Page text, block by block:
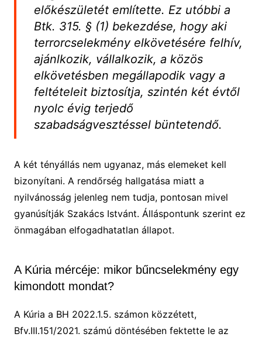
előkészületét említette. Ez utóbbi a
Btk. 315. § (1) bekezdése, hogy aki
terrorcselekmény elkövetésére felhív,
ajánlkozik, vállalkozik, a közös
elkövetésben megállapodik vagy a
feltételeit biztosítja, szintén két évtől
nyolc évig terjedő
szabadságvesztéssel büntetendő.
A két tényállás nem ugyanaz, más elemeket kell
bizonyítani. A rendőrség hallgatása miatt a
nyilvánosság jelenleg nem tudja, pontosan mivel
gyanúsítják Szakács Istvánt. Álláspontunk szerint ez
önmagában elfogadhatatlan állapot.
A Kúria mércéje: mikor bűncselekmény egy
kimondott mondat?
A Kúria a BH 2022.1.5. számon közzétett,
Bfv.III.151/2021. számú döntésében fektette le az